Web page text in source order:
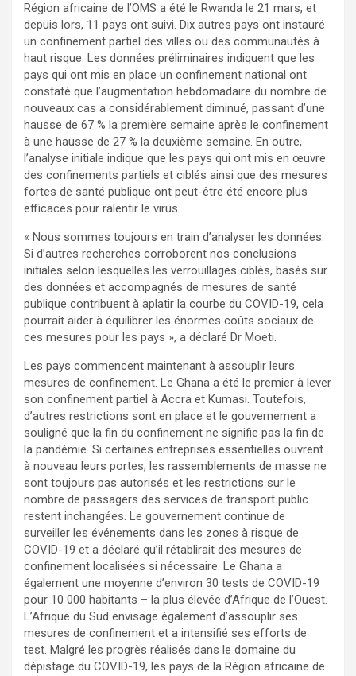
Région africaine de l’OMS a été le Rwanda le 21 mars, et
depuis lors, 11 pays ont suivi. Dix autres pays ont instauré
un confinement partiel des villes ou des communautés à
haut risque. Les données préliminaires indiquent que les
pays qui ont mis en place un confinement national ont
constaté que l’augmentation hebdomadaire du nombre de
nouveaux cas a considérablement diminué, passant d’une
hausse de 67 % la première semaine après le confinement
à une hausse de 27 % la deuxième semaine. En outre,
l’analyse initiale indique que les pays qui ont mis en œuvre
des confinements partiels et ciblés ainsi que des mesures
fortes de santé publique ont peut-être été encore plus
efficaces pour ralentir le virus.
« Nous sommes toujours en train d’analyser les données.
Si d’autres recherches corroborent nos conclusions
initiales selon lesquelles les verrouillages ciblés, basés sur
des données et accompagnés de mesures de santé
publique contribuent à aplatir la courbe du COVID-19, cela
pourrait aider à équilibrer les énormes coûts sociaux de
ces mesures pour les pays », a déclaré Dr Moeti.
Les pays commencent maintenant à assouplir leurs
mesures de confinement. Le Ghana a été le premier à lever
son confinement partiel à Accra et Kumasi. Toutefois,
d’autres restrictions sont en place et le gouvernement a
souligné que la fin du confinement ne signifie pas la fin de
la pandémie. Si certaines entreprises essentielles ouvrent
à nouveau leurs portes, les rassemblements de masse ne
sont toujours pas autorisés et les restrictions sur le
nombre de passagers des services de transport public
restent inchangées. Le gouvernement continue de
surveiller les événements dans les zones à risque de
COVID-19 et a déclaré qu’il rétablirait des mesures de
confinement localisées si nécessaire. Le Ghana a
également une moyenne d’environ 30 tests de COVID-19
pour 10 000 habitants – la plus élevée d’Afrique de l’Ouest.
L’Afrique du Sud envisage également d’assouplir ses
mesures de confinement et a intensifié ses efforts de
test. Malgré les progrès réalisés dans le domaine du
dépistage du COVID-19, les pays de la Région africaine de